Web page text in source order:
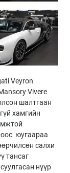
Veyron
Vivere
шалтгаан
хамгийн
юугаараа
салхи
тансаг
нүүр